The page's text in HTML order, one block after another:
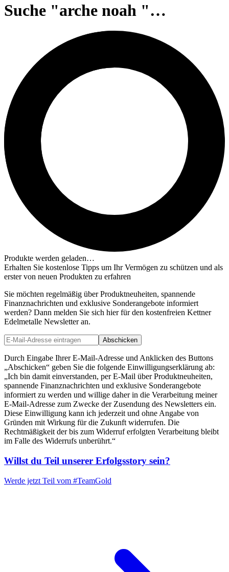
Suche "arche noah "…
Produkte werden geladen…
Erhalten Sie kostenlose Tipps um Ihr Vermögen zu schützen und als
erster von neuen Produkten zu erfahren
Sie möchten regelmäßig über Produktneuheiten, spannende
Finanznachrichten und exklusive Sonderangebote informiert
werden? Dann melden Sie sich hier für den kostenfreien Kettner
Edelmetalle Newsletter an.
Abschicken
Durch Eingabe Ihrer E-Mail-Adresse und Anklicken des Buttons
„Abschicken“ geben Sie die folgende Einwilligungserklärung ab:
„Ich bin damit einverstanden, per E-Mail über Produktneuheiten,
spannende Finanznachrichten und exklusive Sonderangebote
informiert zu werden und willige daher in die Verarbeitung meiner
E-Mail-Adresse zum Zwecke der Zusendung des Newsletters ein.
Diese Einwilligung kann ich jederzeit und ohne Angabe von
Gründen mit Wirkung für die Zukunft widerrufen. Die
Rechtmäßigkeit der bis zum Widerruf erfolgten Verarbeitung bleibt
im Falle des Widerrufs unberührt.“
Willst du Teil unserer Erfolgsstory sein?
Werde jetzt Teil vom #TeamGold